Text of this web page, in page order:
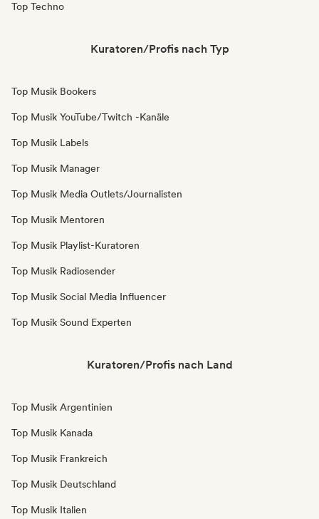
Top Techno
Kuratoren/Profis nach Typ
Top Musik Bookers
Top Musik YouTube/Twitch -Kanäle
Top Musik Labels
Top Musik Manager
Top Musik Media Outlets/Journalisten
Top Musik Mentoren
Top Musik Playlist-Kuratoren
Top Musik Radiosender
Top Musik Social Media Influencer
Top Musik Sound Experten
Kuratoren/Profis nach Land
Top Musik Argentinien
Top Musik Kanada
Top Musik Frankreich
Top Musik Deutschland
Top Musik Italien